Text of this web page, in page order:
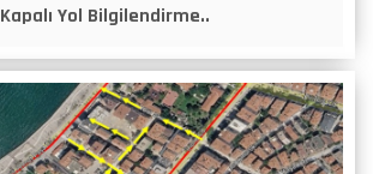
Kapalı Yol Bilgilendirme..